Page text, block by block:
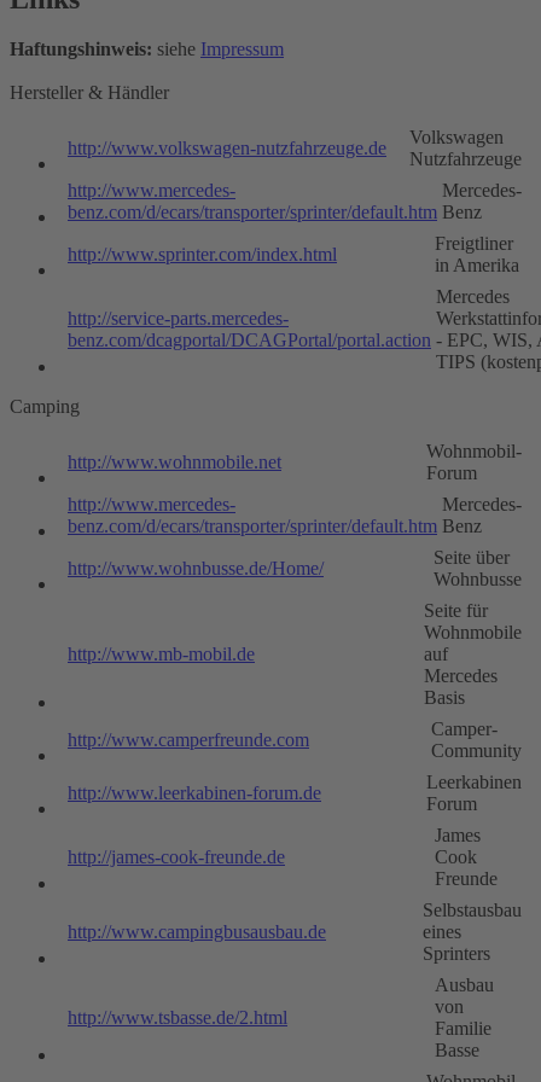
Haftungshinweis: siehe Impressum
Hersteller & Händler
http://www.volkswagen-nutzfahrzeuge.de
Volkswagen
Nutzfahrzeuge
http://www.mercedes-
benz.com/d/ecars/transporter/sprinter/default.htm
Mercedes-
Benz
http://www.sprinter.com/index.html
Freigtliner
in Amerika
http://service-parts.mercedes-
benz.com/dcagportal/DCAGPortal/portal.action
Mercedes
- EPC, WIS,
TIPS
Camping
http://www.wohnmobile.net
Wohnmobil-
Forum
http://www.mercedes-
benz.com/d/ecars/transporter/sprinter/default.htm
Mercedes-
Benz
http://www.wohnbusse.de/Home/
Seite über
Wohnbusse
http://www.mb-mobil.de
Seite für
Wohnmobile
auf
Mercedes
Basis
http://www.camperfreunde.com
Camper-
Community
http://www.leerkabinen-forum.de
Leerkabinen
Forum
http://james-cook-freunde.de
James
Cook
Freunde
http://www.campingbusausbau.de
Selbstausbau
eines
Sprinters
http://www.tsbasse.de/2.html
Ausbau
von
Familie
Basse